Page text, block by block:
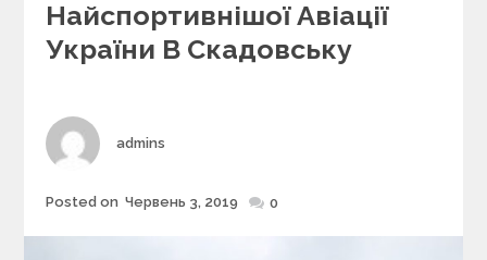
o
r
Найспортивнішої Авіації
України В Скадовську
Author
admins
Posted
Posted on Червень 3, 2019 0